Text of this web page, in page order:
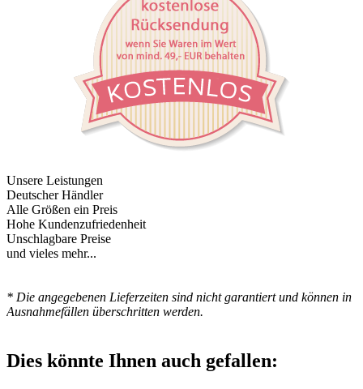
Unsere Leistungen
Deutscher Händler
Alle Größen ein Preis
Hohe Kundenzufriedenheit
Unschlagbare Preise
und vieles mehr...
* Die angegebenen Lieferzeiten sind nicht garantiert und können in
Ausnahmefällen überschritten werden.
Dies könnte Ihnen auch gefallen: